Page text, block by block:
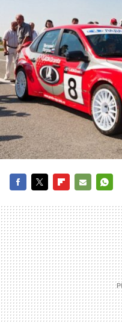
MAIL